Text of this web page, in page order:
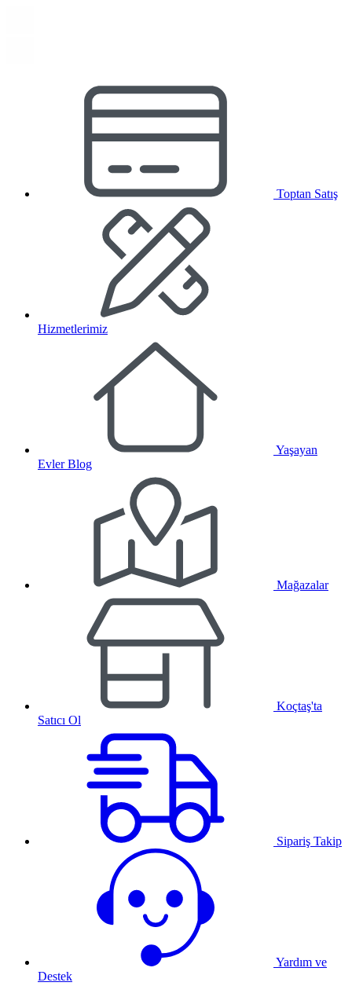
Toptan Satış
Hizmetlerimiz
Yaşayan
Evler Blog
Mağazalar
Koçtaş'ta
Satıcı Ol
Sipariş Takip
Yardım ve
Destek